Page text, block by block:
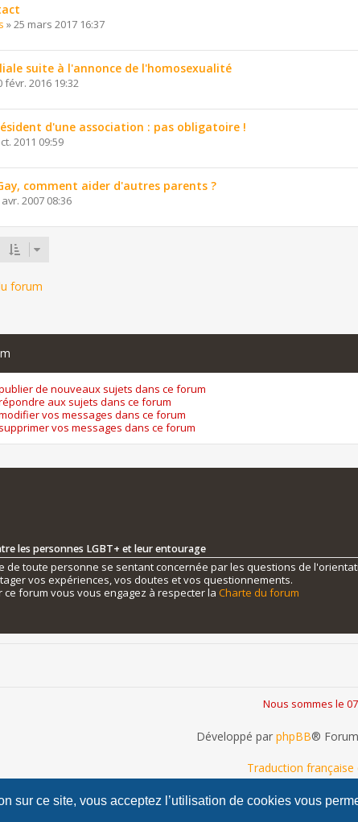
sur ce site, vous acceptez l’utilisation de cookies vous
»25 mars 2017 16:37
suite à l'annonce de l'homosexualité
févr. 2016 19:32
d'une association : pas obligatoire !
2011 09:59
comment aider d'autres parents ?
avr. 2007 08:36
forum
de nouveaux sujets dans ce forum
aux sujets dans ce forum
vos messages dans ce forum
supprimer vos messages dans ce forum
les personnes LGBT+ et leur entourage
de toute personne se sentant concernée par les questions de
vos expériences, vos doutes et vos questionnements.
ce forum vous vous engagez à respecter la Charte du forum
Nous sommes le
Développé par phpBB®
Traduction française
phpBB Metro Theme